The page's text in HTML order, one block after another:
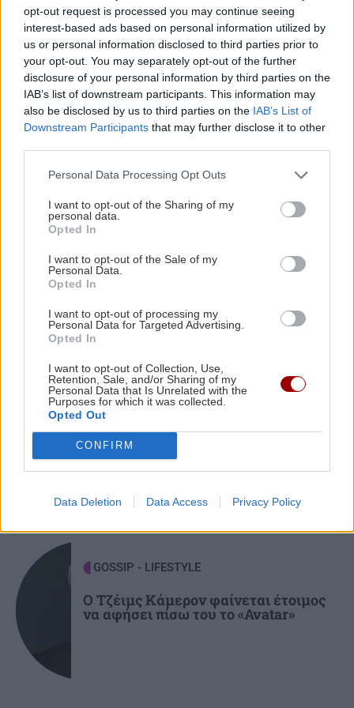
opt-out request is processed you may continue seeing
interest-based ads based on personal information utilized by
us or personal information disclosed to third parties prior to
your opt-out. You may separately opt-out of the further
disclosure of your personal information by third parties on the
IAB’s list of downstream participants. This information may
also be disclosed by us to third parties on the IAB’s List of
Downstream Participants that may further disclose it to other
Personal Data Processing Opt Outs
I want to opt-out of the Sharing of my
personal data.
Opted In
I want to opt-out of the Sale of my
Personal Data.
Opted In
I want to opt-out of processing my
Personal Data for Targeted Advertising.
Opted In
I want to opt-out of Collection, Use,
Retention, Sale, and/or Sharing of my
Personal Data that Is Unrelated with the
Purposes for which it was collected.
Opted Out
CONFIRM
Data Deletion Data Access Privacy Policy
23:00
GOSSIP - LIFESTYLE
Ο Τζέιμς Κάμερον φαίνεται έτοιμος να αφήσει
πίσω του το «Avatar»
22:32
ΕΠΙΣΤΗΜΗ
Έφτιαξε ηλιακό γιοτ με $20.000 και διένυσε
3.000 ναυτικά μίλια χωρίς στάλα καυσίμου!
ΣΠΙΤΙ
ανησυχήσουμε
22:11
ΚΟΣΜΟΣ
Εξαρθρώθηκε τεράστιο δίκτυο διακίνησης
Πάνω από 24 εκατ. ευρώ κέρδη
ΥΓΕΙΑ
Αυτά τα φρούτα επιλέγουν 4 ενδοκρινολόγοι
για καλύτερο έλεγχο του σακχάρου
21:42
Πλύσιμο των ποδιών με αλάτι και ελαιόλαδο:
Γιατί ειδικοί το συνιστούν και σε τι χρησιμεύει
21:35
ΚΟΣΜΟΣ
Το ταξίδι με το τρένο που θα σας μείνει
Όλες οι ειδήσεις
GOSSIP - LIFESTYLE
Ο Τζέιμς Κάμερον φαίνεται έτοιμος
να αφήσει πίσω του το «Avatar»